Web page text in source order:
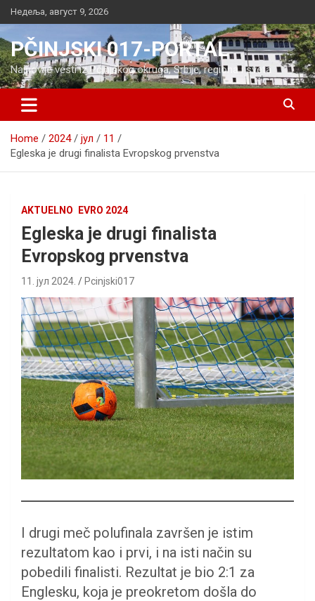
Skip
to
content
Недеља, август 9, 2026
PČINJSKI 017-PORTAL
Najnovije vesti iz Pčinjskog okruga, Srbije, regiona i sveta
Home 2024 јул
11
Egleska je drugi finalista Evropskog prvenstva
AKTUELNO EVRO 2024
Egleska je drugi finalista
Evropskog prvenstva
11. јул 2024. Pcinjski017
I drugi meč polufinala završen je istim
rezultatom kao i prvi, i na isti način su
pobedili finalisti. Rezultat je bio 2:1 za
Englesku, koja je preokretom došla do